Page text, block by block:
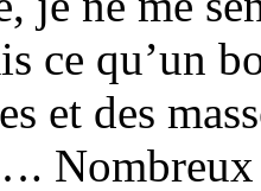
ce qu’un
et des